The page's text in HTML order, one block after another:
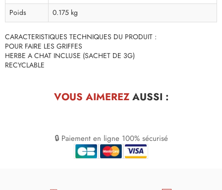
Poids
0.175 kg
CARACTERISTIQUES TECHNIQUES DU PRODUIT :
POUR FAIRE LES GRIFFES
HERBE A CHAT INCLUSE (SACHET DE 3G)
RECYCLABLE
VOUS AIMEREZAUSSI :
🔒 Paiement en ligne 100% sécurisé